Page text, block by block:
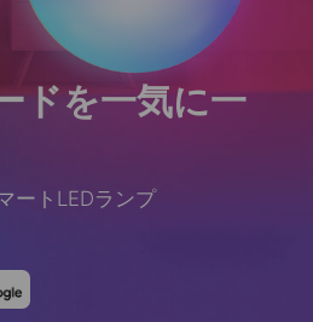
ドを一気に一
ートLEDランプ